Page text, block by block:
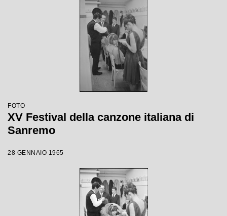
FOTO
XV Festival della canzone italiana di
Sanremo
28 GENNAIO 1965